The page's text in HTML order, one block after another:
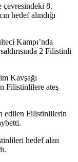
çevresindeki 8.
hedef alındığı
Kampı’nda
2 Filistinli
Kavşağı
Filistinlilere ateş
edilen Filistinlilerin
hedef alan